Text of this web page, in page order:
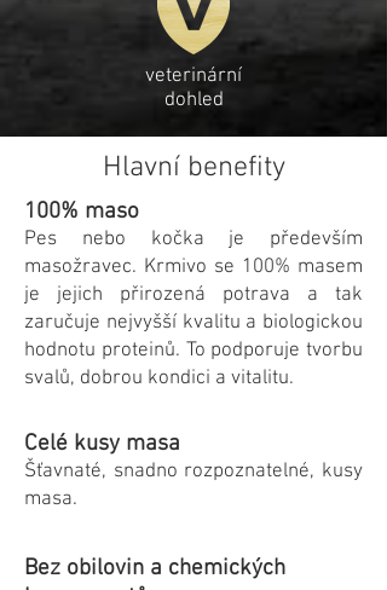
veterinární
dohled
Hlavní benefity
100% maso
Pes nebo kočka je především
masožravec. Krmivo se 100% masem
je jejich přirozená potrava a tak
zaručuje nejvyšší kvalitu a biologickou
hodnotu proteinů. To podporuje tvorbu
svalů, dobrou kondici a vitalitu.
Celé kusy masa
Šťavnaté, snadno rozpoznatelné, kusy
masa.
Bez obilovin a chemických